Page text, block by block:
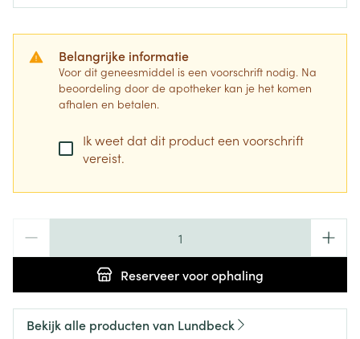
Belangrijke informatie
Voor dit geneesmiddel is een voorschrift nodig. Na
beoordeling door de apotheker kan je het komen
afhalen en betalen.
Ik weet dat dit product een voorschrift
vereist.
Reserveervoor ophaling
Bekijk alle producten van Lundbeck